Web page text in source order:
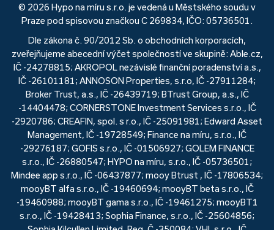
© 2026 Hypo na míru s.r.o. je vedená u Městského soudu v
Praze pod spisovou značkou C 269834, IČO: 05736501.
Dle zákona č. 90/2012 Sb. o obchodních korporacích,
zveřejňujeme abecední výčet společností ve skupině: Able.cz,
IČ -24278815; AKROPOL nezávislé finanční poradenství a.s.,
IČ -26101181; ANNOSON Properties, s.r.o, IČ -27911284;
Broker Trust, a.s., IČ -26439719; BTrust Group, a.s., IČ
-14404478; CORNERSTONE Investment Services s.r.o., IČ
-2920786; CREAFIN, spol. s r.o., IČ -25091981; Edward Asset
Management, IČ -19728549; Finance na míru, s.r.o., IČ
-29276187; GOFIS s.r.o., IČ -01506927; GOLEM FINANCE
s.r.o., IČ -26880547; HYPO na míru, s.r.o., IČ -05736501;
Mindee app s.r.o., IČ -06437877; mooy Btrust , IČ -17806534;
mooyBT alfa s.r.o., IČ -19460694; mooyBT beta s.r.o., IČ
-19460988; mooyBT gama s.r.o., IČ -19461275; mooyBT1
s.r.o., IČ -19428413; Sophia Finance, s.r.o., IČ -25604856;